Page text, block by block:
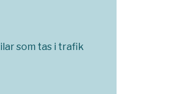
som tas i trafik